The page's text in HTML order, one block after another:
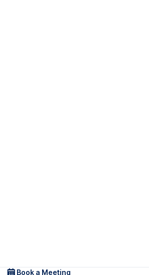
Book a Meeting